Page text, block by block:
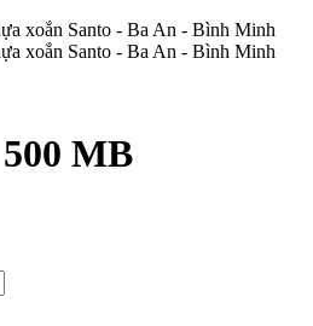
xoắn Santo - Ba An - Bình Minh
xoắn Santo - Ba An - Bình Minh
MB